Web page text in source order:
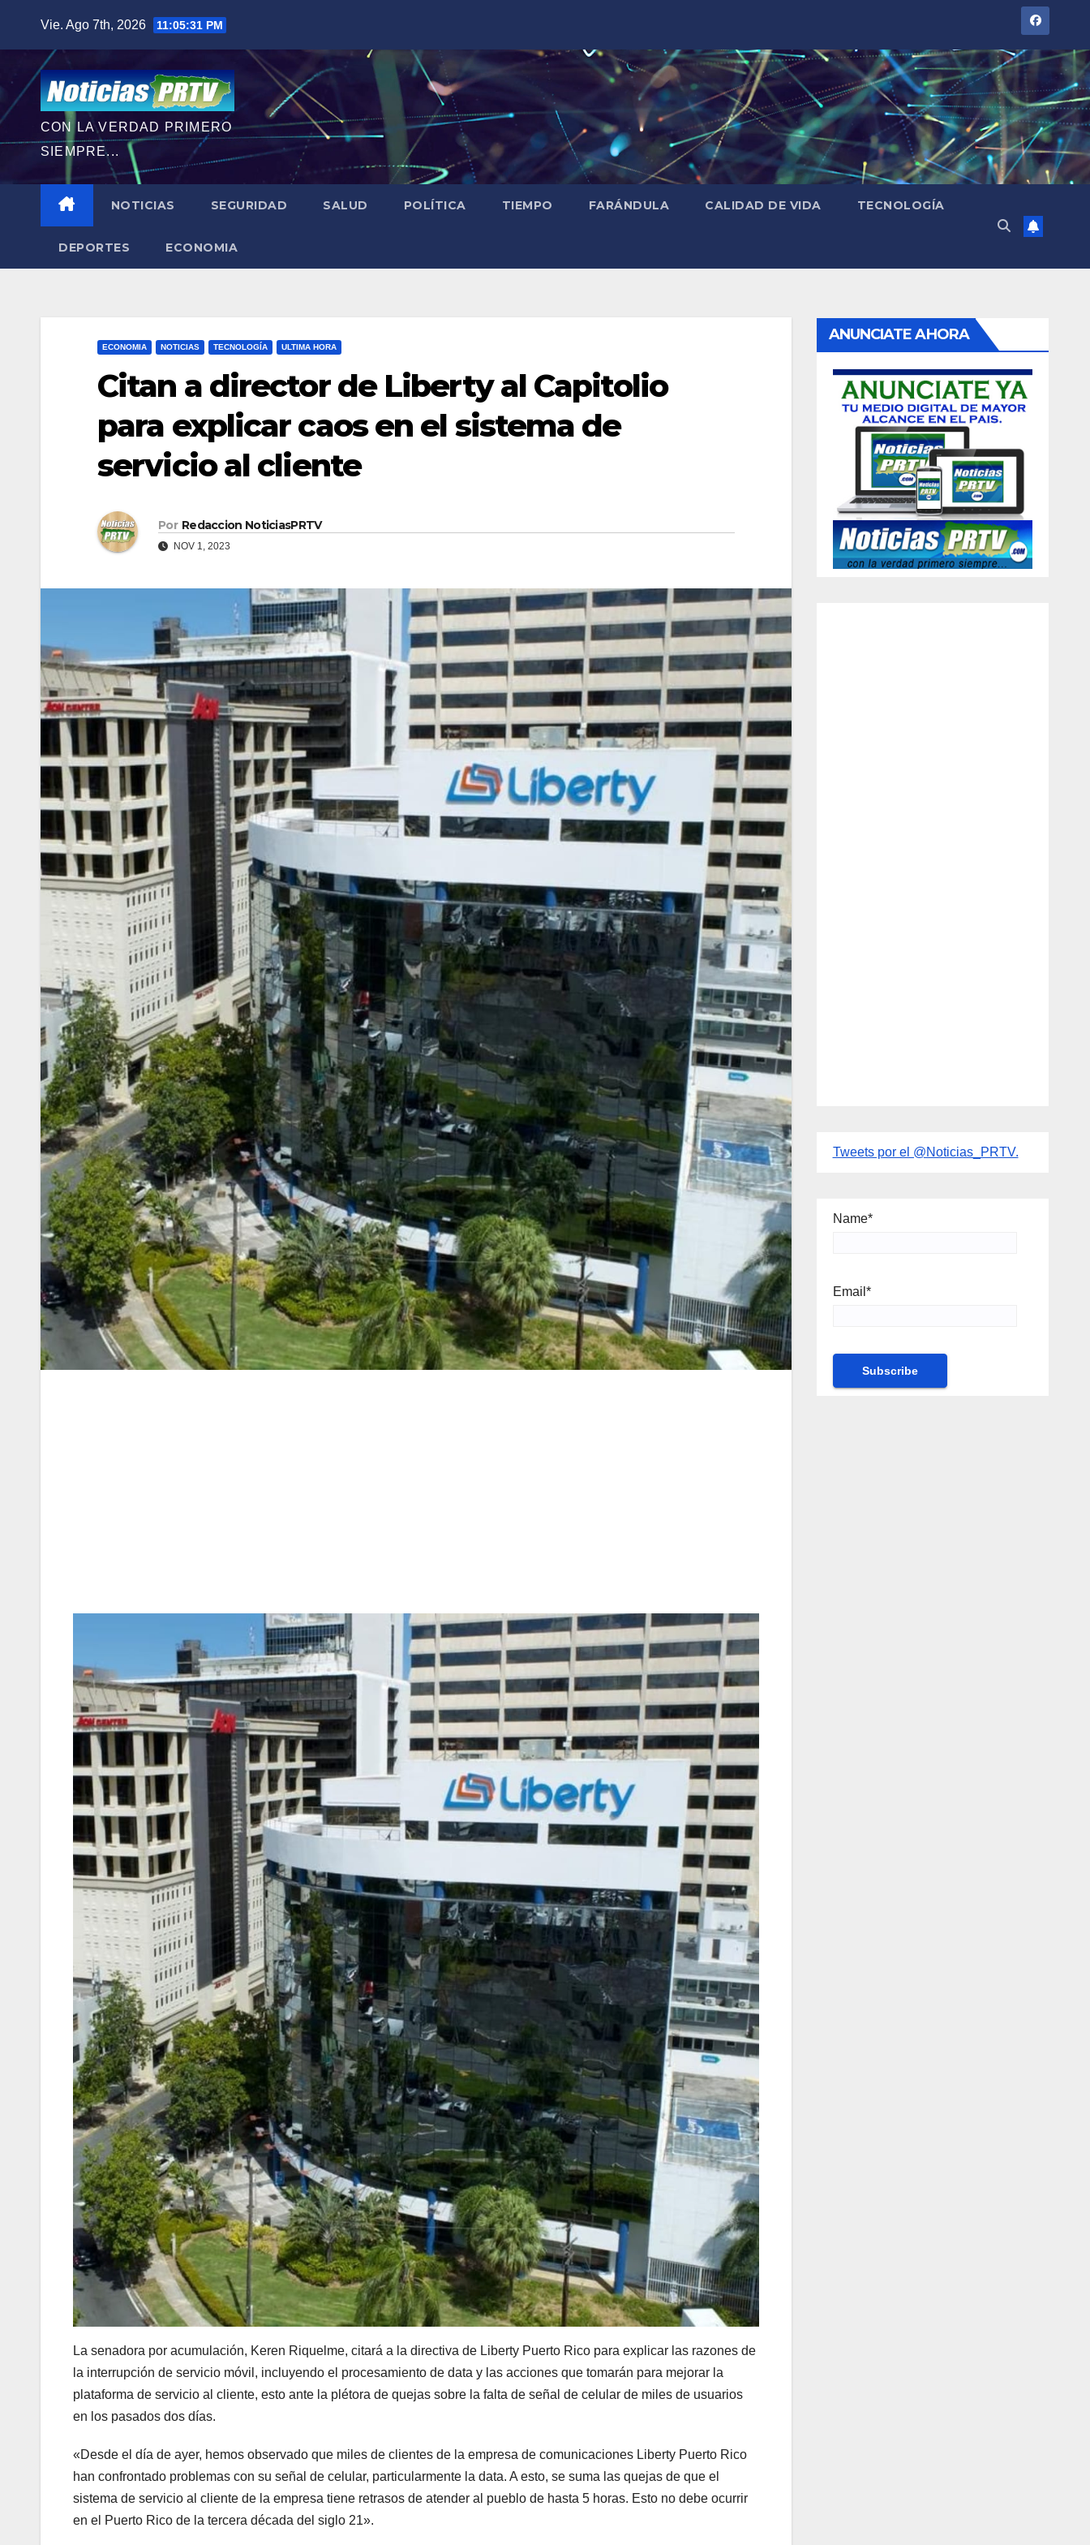
contenido
Vie. Ago 7th, 2026 11:05:32 PM
CON LA VERDAD PRIMERO
SIEMPRE...
NOTICIAS SEGURIDAD SALUD POLÍTICA TIEMPO FARÁNDULA CALIDAD DE VIDA TECNOLOGÍA
DEPORTES ECONOMIA
ECONOMIA NOTICIAS TECNOLOGÍA ULTIMA HORA
Citan a director de Liberty al Capitolio
para explicar caos en el sistema de
servicio al cliente
Por Redaccion NoticiasPRTV
NOV 1, 2023
La senadora por acumulación, Keren Riquelme, citará a la directiva de Liberty Puerto Rico para explicar las razones de
la interrupción de servicio móvil, incluyendo el procesamiento de data y las acciones que tomarán para mejorar la
plataforma de servicio al cliente, esto ante la plétora de quejas sobre la falta de señal de celular de miles de usuarios
en los pasados dos días.
«Desde el día de ayer, hemos observado que miles de clientes de la empresa de comunicaciones Liberty Puerto Rico
han confrontado problemas con su señal de celular, particularmente la data. A esto, se suma las quejas de que el
sistema de servicio al cliente de la empresa tiene retrasos de atender al pueblo de hasta 5 horas. Esto no debe ocurrir
en el Puerto Rico de la tercera década del siglo 21».
ANUNCIATE AHORA
Tweets por el @Noticias_PRTV.
Name*
Email*